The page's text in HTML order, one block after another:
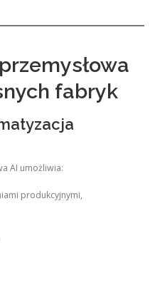
fabryk
AI umożliwia:
produkcyjnymi,